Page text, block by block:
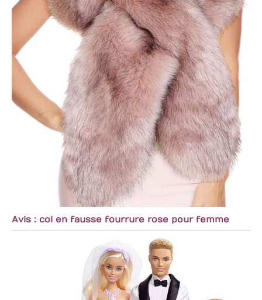
Avis : col en fausse fourrure rose pour femme